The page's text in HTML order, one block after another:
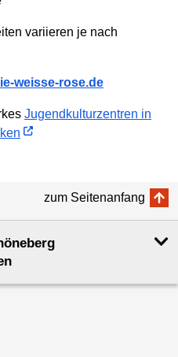
variieren je nach
weisse-rose.de
Jugendkulturzentren in
zum Seitenanfang